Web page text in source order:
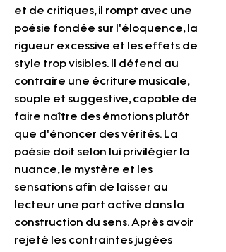
et de critiques, il rompt avec une
poésie fondée sur l'éloquence, la
rigueur excessive et les effets de
style trop visibles. Il défend au
contraire une écriture musicale,
souple et suggestive, capable de
faire naître des émotions plutôt
que d'énoncer des vérités. La
poésie doit selon lui privilégier la
nuance, le mystère et les
sensations afin de laisser au
lecteur une part active dans la
construction du sens. Après avoir
rejeté les contraintes jugées